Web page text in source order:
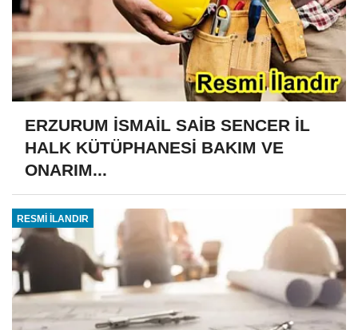
ERZURUM İSMAİL SAİB SENCER İL
HALK KÜTÜPHANESİ BAKIM VE
ONARIM...
RESMİ İLANDIR